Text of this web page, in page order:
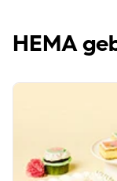
HEMA